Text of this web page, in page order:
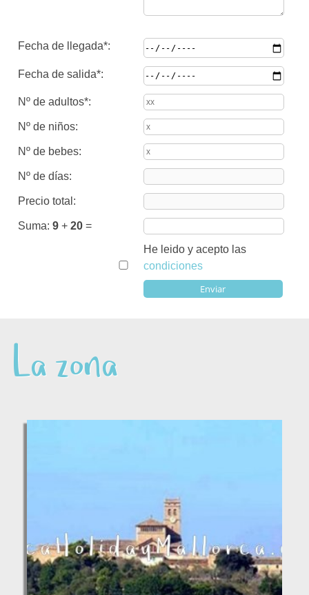
Fecha de llegada*:
Fecha de salida*:
Nº de adultos*:
Nº de niños:
Nº de bebes:
Nº de días:
Precio total:
Suma:9 +20 =
He leido y acepto las
condiciones
La zona